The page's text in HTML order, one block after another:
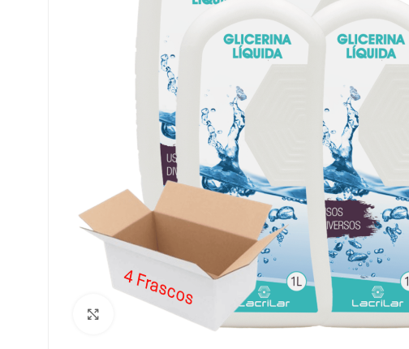
Clique para ampliar